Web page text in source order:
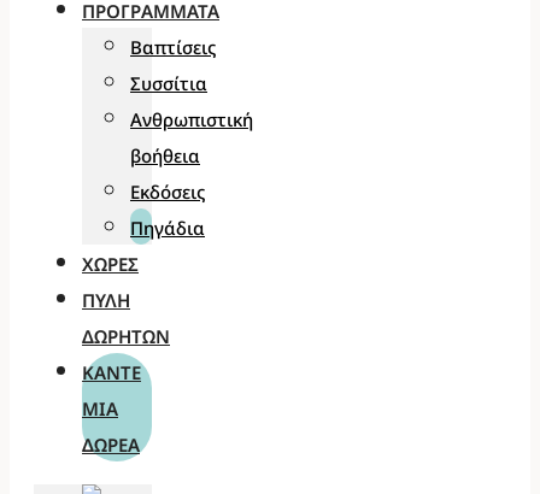
ΠΡΟΓΡΆΜΜΑΤΑ
Βαπτίσεις
Συσσίτια
Ανθρωπιστική
βοήθεια
Εκδόσεις
Πηγάδια
ΧΏΡΕΣ
ΠΎΛΗ
ΔΩΡΗΤΏΝ
ΚΆΝΤΕ
ΜΊΑ
ΔΩΡΕΆ